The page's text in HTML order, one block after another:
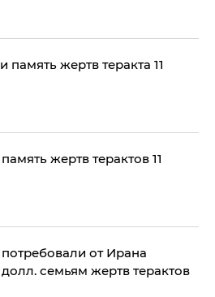
жертв теракта 11
жертв терактов 11
от Ирана
семьям жертв терактов